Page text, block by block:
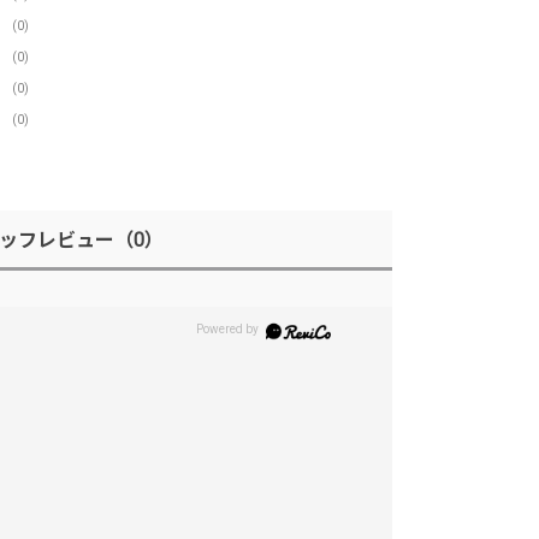
(0)
(0)
(0)
(0)
フレビュー （0）